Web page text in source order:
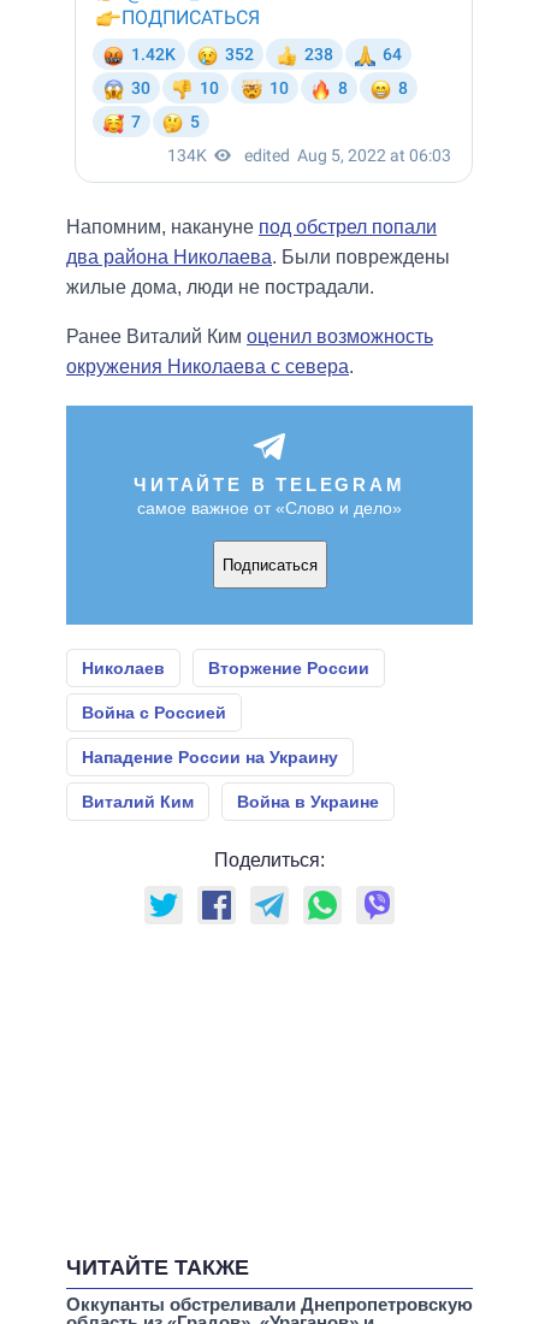
Напомним, накануне под обстрел попали
два района Николаева. Были повреждены
жилые дома, люди не пострадали.
Ранее Виталий Ким оценил возможность
окружения Николаева с севера.
ЧИТАЙТЕ В TELEGRAM
самое важное от «Слово и дело»
Подписаться
Николаев Вторжение России
Война с Россией
Нападение России на Украину
Виталий Ким Война в Украине
Поделиться:
ЧИТАЙТЕ ТАКЖЕ
Оккупанты обстреливали Днепропетровскую